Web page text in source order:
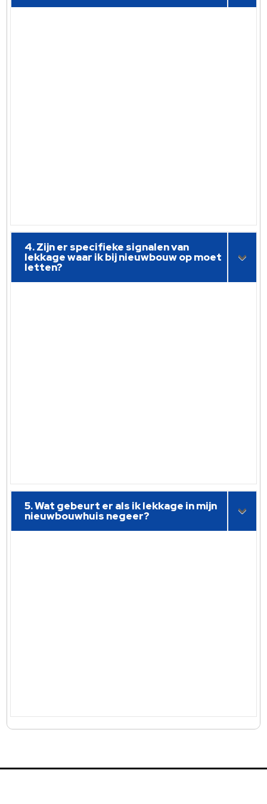
4. Zijn er specifieke signalen van
lekkage waar ik bij nieuwbouw op moet
letten?
5. Wat gebeurt er als ik lekkage in mijn
nieuwbouwhuis negeer?